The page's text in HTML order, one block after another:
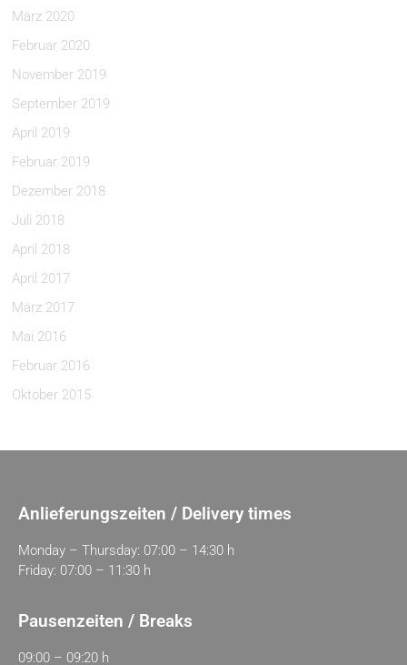
März 2020
Februar 2020
November 2019
September 2019
April 2019
Februar 2019
Dezember 2018
Juli 2018
April 2018
April 2017
März 2017
Mai 2016
Februar 2016
Oktober 2015
Anlieferungszeiten / Delivery times
Monday – Thursday: 07:00 – 14:30 h
Friday: 07:00 – 11:30 h
Pausenzeiten / Breaks
09:00 – 09:20 h